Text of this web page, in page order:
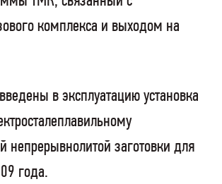
комплекса и выходом на
в эксплуатацию установка
непрерывнолитой заготовки для
года.